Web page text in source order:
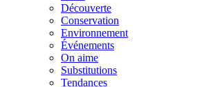
Découverte
Conservation
Environnement
Événements
On aime
Substitutions
Tendances